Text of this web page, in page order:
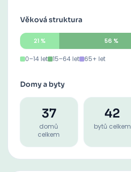
Věková struktura
21 % 56%
0–14 let 15–64 let 65+ let
Domy a byty
37
domů
celkem
42
bytů celkem